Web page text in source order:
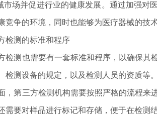
市场并促进行业的健康发展。通过加强对
竞争的环境，同时也能够为医疗器械的技
检测的标准和程序
检测也需要有一套标准和程序，以确保
检测设备的规定，以及检测人员的资质等。
，第三方检测机构需要按照严格的流程来
需要对样品进行标记和存储，便于在检测